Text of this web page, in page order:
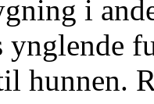
i
hunnen.